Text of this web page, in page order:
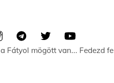
Fátyol mögött van... Fedezd